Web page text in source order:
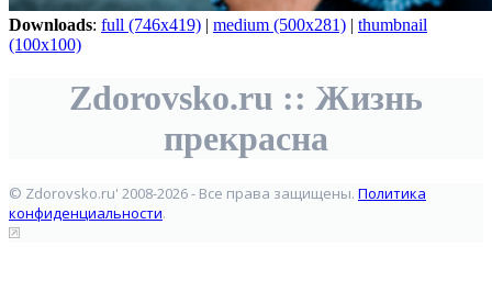
Downloads: full (746x419) | medium (500x281) | thumbnail
(100x100)
Zdorovsko.ru :: Жизнь
прекрасна
© Zdorovsko.ru' 2008-2026 - Все права защищены. Политика
конфиденциальности.